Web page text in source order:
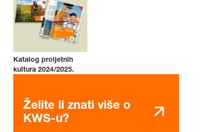
Katalog proljetnih
kultura 2024/2025.
Želite li znati više o
KWS-u?